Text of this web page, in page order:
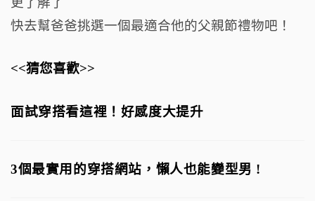
快去幫爸爸挑選一個最適合他的父親節禮物吧！
<<猜您喜歡>>
面試穿搭看這裡！好感度大提升
3個最實用的穿搭網站，懶人也能變型男 !